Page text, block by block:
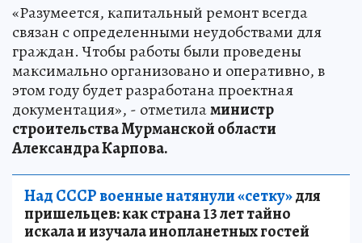
«Разумеется, капитальный ремонт всегда
связан с определенными неудобствами для
граждан. Чтобы работы были проведены
максимально организовано и оперативно, в
этом году будет разработана проектная
документация», - отметиламинистр
строительства Мурманской области
Александра Карпова.
Над СССР военные натянули «сетку»для
пришельцев: как страна 13 лет тайно
искала и изучала инопланетных гостей